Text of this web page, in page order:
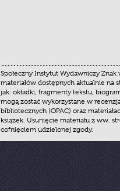
Społeczny Instytut Wydawniczy
materiałów dostępnych aktualnie
jak: okładki, fragmenty tekstu,
mogą zostać wykorzystane w
bibliotecznych (OPAC) oraz
książek. Usunięcie materiału z ww.
cofnięciem udzielonej zgody.